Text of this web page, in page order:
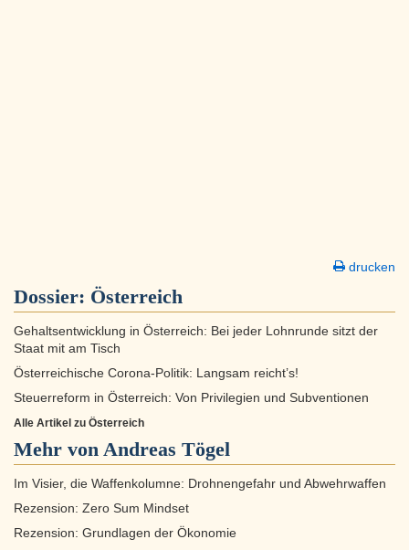
drucken
Dossier: Österreich
Gehaltsentwicklung in Österreich: Bei jeder Lohnrunde sitzt der
Staat mit am Tisch
Österreichische Corona-Politik: Langsam reicht’s!
Steuerreform in Österreich: Von Privilegien und Subventionen
Alle Artikel zu Österreich
Mehr von Andreas Tögel
Im Visier, die Waffenkolumne: Drohnengefahr und Abwehrwaffen
Rezension: Zero Sum Mindset
Rezension: Grundlagen der Ökonomie